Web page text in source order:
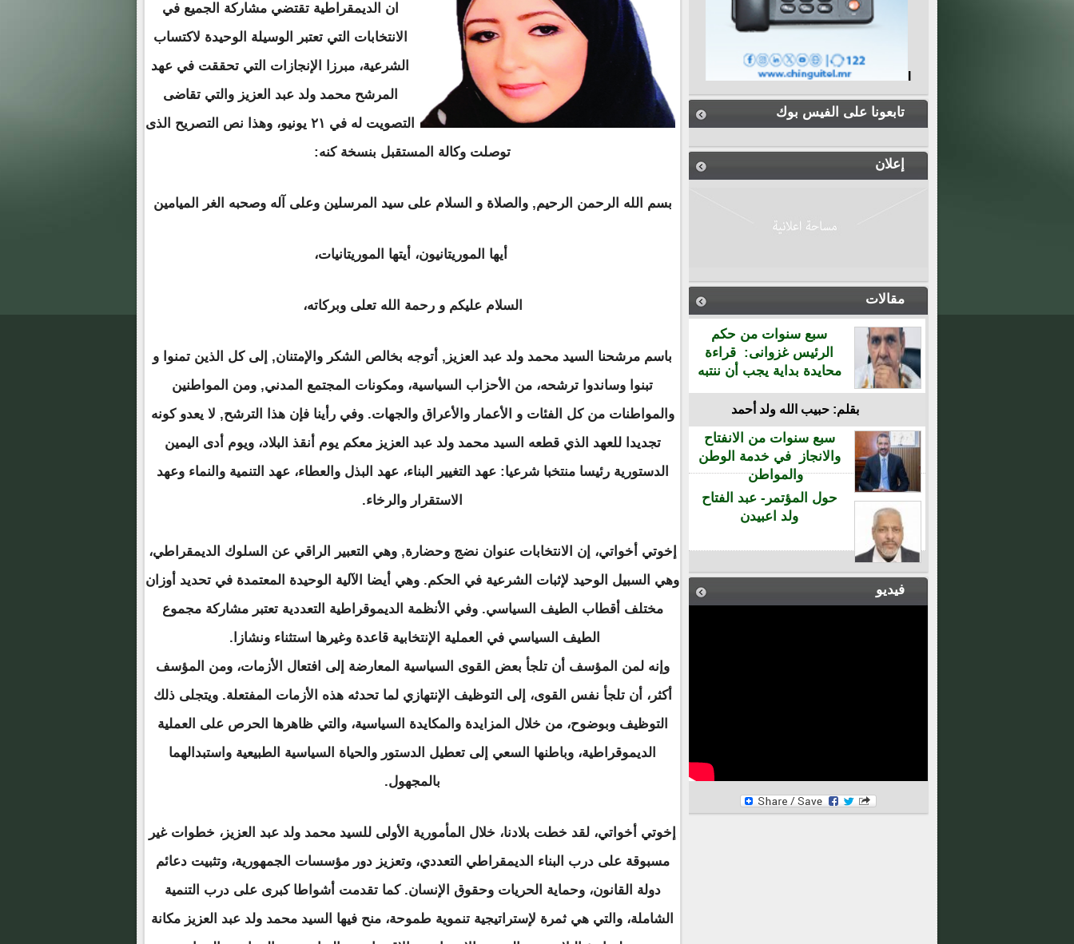
تابعونا على الفيس بوك
إعلان
مقالات
سبع سنوات من حكم
الرئيس غزوانى: قراءة
محايدة بداية يجب أن ننتبه
بقلم: حبيب الله ولد أحمد
سبع سنوات من الانفتاح
والانجاز في خدمة الوطن
والمواطن
حول المؤتمر- عبد الفتاح
ولد اعبيدن
فيديو
ان الديمقراطية تقتضي مشاركة الجميع في
الانتخابات التي تعتبر الوسيلة الوحيدة لاكتساب
الشرعية، مبرزا الإنجازات التي تحققت في عهد
المرشح محمد ولد عبد العزيز والتي تقاضى
التصويت له في ٢١ يونيو، وهذا نص التصريح الذى
توصلت وكالة المستقبل بنسخة كنه:
بسم الله الرحمن الرحيم, والصلاة و السلام على سيد المرسلين وعلى آله وصحبه الغر الميامين
أيها الموريتانيون، أيتها الموريتانيات،
السلام عليكم و رحمة الله تعلى وبركاته،
باسم مرشحنا السيد محمد ولد عبد العزيز, أتوجه بخالص الشكر والإمتنان, إلى كل الذين تمنوا و
تبنوا وساندوا ترشحه، من الأحزاب السياسية، ومكونات المجتمع المدني, ومن المواطنين
والمواطنات من كل الفئات و الأعمار والأعراق والجهات. وفي رأينا فإن هذا الترشح, لا يعدو كونه
تجديدا للعهد الذي قطعه السيد محمد ولد عبد العزيز معكم يوم أنقذ البلاد، ويوم أدى اليمين
الدستورية رئيسا منتخبا شرعيا: عهد التغيير البناء، عهد البذل والعطاء، عهد التنمية والنماء وعهد
الاستقرار والرخاء.
إخوتي أخواتي، إن الانتخابات عنوان نضج وحضارة, وهي التعبير الراقي عن السلوك الديمقراطي،
وهي السبيل الوحيد لإثبات الشرعية في الحكم. وهي أيضا الآلية الوحيدة المعتمدة في تحديد أوزان
مختلف أقطاب الطيف السياسي. وفي الأنظمة الديموقراطية التعددية تعتبر مشاركة مجموع
الطيف السياسي في العملية الإنتخابية قاعدة وغيرها استثناء ونشازا.
وإنه لمن المؤسف أن تلجأ بعض القوى السياسية المعارضة إلى افتعال الأزمات، ومن المؤسف
أكثر، أن تلجأ نفس القوى، إلى التوظيف الإنتهازي لما تحدثه هذه الأزمات المفتعلة. ويتجلى ذلك
التوظيف وبوضوح، من خلال المزايدة والمكايدة السياسية، والتي ظاهرها الحرص على العملية
الديموقراطية، وباطنها السعي إلى تعطيل الدستور والحياة السياسية الطبيعية واستبدالهما
بالمجهول.
إخوتي أخواتي، لقد خطت بلادنا، خلال المأمورية الأولى للسيد محمد ولد عبد العزيز، خطوات غير
مسبوقة على درب البناء الديمقراطي التعددي، وتعزيز دور مؤسسات الجمهورية، وتثبيت دعائم
دولة القانون، وحماية الحريات وحقوق الإنسان. كما تقدمت أشواطا كبرى على درب التنمية
الشاملة، والتي هي ثمرة لإستراتيجية تنموية طموحة، منح فيها السيد محمد ولد عبد العزيز مكانة